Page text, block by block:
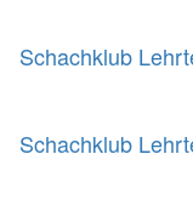
Schachklub
Schachklub